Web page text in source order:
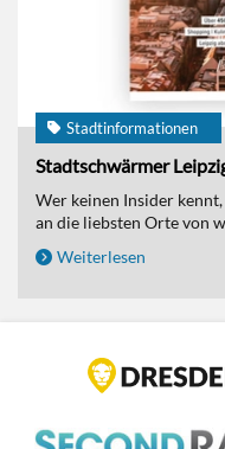
Stadtinformationen
Stadtschwärmer
Wer keinen Insider
an die liebsten Orte von
Weiterlesen